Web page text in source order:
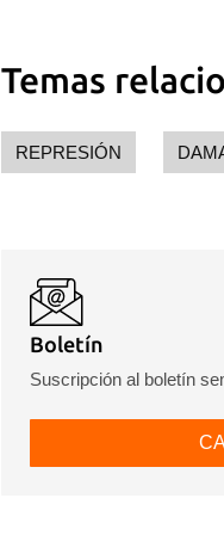
Temas
REPRESIÓN
Boletín
Suscripción al boletín